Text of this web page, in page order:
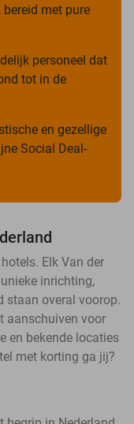
met pure
personeel dat
tot in de
en gezellige
Social Deal-
Elk Van der
inrichting,
staan overal voorop.
aanschuiven voor
en bekende locaties
met korting ga jij?